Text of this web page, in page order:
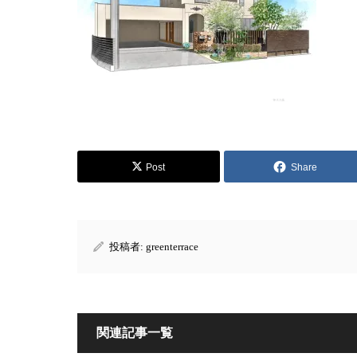
Post Share
投稿者: greenterrace
関連記事一覧